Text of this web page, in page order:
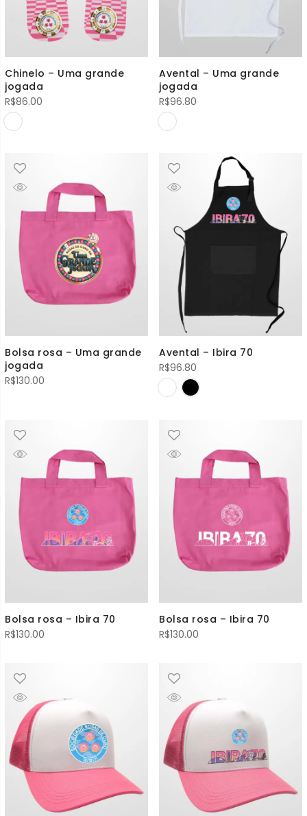
Chinelo – Uma grande
jogada
R$86.00
Avental – Uma grande
jogada
R$96.80
Bolsa rosa – Uma grande
jogada
R$130.00
Avental – Ibira 70
R$96.80
Bolsa rosa – Ibira 70
R$130.00
Bolsa rosa – Ibira 70
R$130.00